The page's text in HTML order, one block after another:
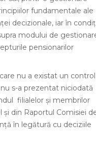
fundamentale ale
decizionale, iar în
modului de
pensionarilor
nu a existat un control
s-a prezentat niciodată
filialelor și membrilor
și din Raportul Comisiei
în legătură cu deciziile